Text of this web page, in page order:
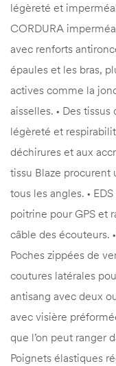
légèreté et
CORDURA
avec renforts
épaules et les bras,
actives comme la
aisselles. • Des
légèreté et
déchirures et aux
tissu Blaze procurent
tous les angles. •
poitrine pour GPS et
câble des écouteurs.
Poches zippées de
coutures latérales
antisang avec deux
avec visière
que l’on peut ranger
Poignets élastiques